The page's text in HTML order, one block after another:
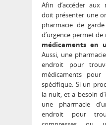
Afin d’accéder aux
doit présenter une
pharmacie de
d’urgence permet
médicaments en
Aussi, une
endroit pour
médicaments pour
spécifique. Si un
la nuit, et a besoin
une pharmacie
endroit pour